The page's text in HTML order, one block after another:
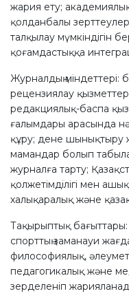
жария ету;
қолданбалы
талқылау мүмкіндігін
қоғамдастыққа
Журналдың міндеттері:
рецензиялау
редакциялық-баспа
ғалымдары арасында
құру; дене шынықтыру
мамандар болып
журналға тарту;
қолжетімділігі мен
халықаралық және
Тақырыптық бағыттары:
спорттың заманауи
философиялық,
педагогикалық және
зерделеніп